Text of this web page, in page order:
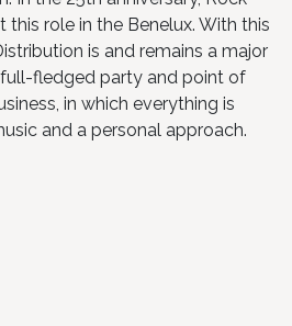
this role in the Benelux. With this
is and remains a major
fledged party and point of
in which everything is
and a personal approach.